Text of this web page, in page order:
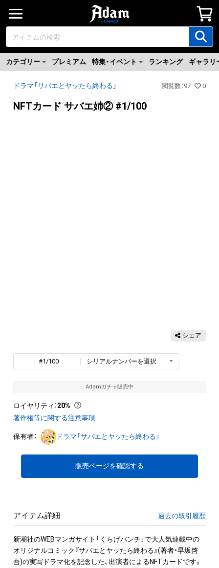
カテゴリー プレミアム 特集・イベント ランキング ギャラリ
ドラマ「サバエとヤッたら終わる」 閲覧数 ： 97 0
NFTカード サバエ姉② #1/100
シェア
#1/100 シリアルナンバーを選択
Adamガチャ販売中
ロイヤリティ ：20%
著作権等に関する注意事項
保有者： ドラマ「サバエとヤッたら終わる」
販売ページを確認する
アイテム詳細 過去の取引履歴
新潮社のWEBマンガサイト「くらげバンチ」で大人気連載中の
オリジナルコミック『サバエとヤッたら終わる』(著者・早坂啓
吾)の実写ドラマ化を記念した、出演者によるNFTカードです。